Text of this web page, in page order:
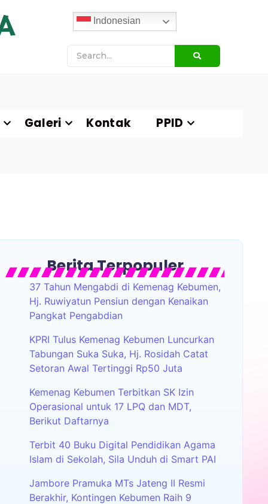
Indonesian
Galeri Kontak PPID
Berita Terpopuler
37 Tahun Mengabdi di Kemenag Kebumen,
Hj. Ruwiyatun Pensiun dengan Kenaikan
Pangkat Pengabdian
KPRI Tulus Kemenag Kebumen Luncurkan
Tabungan Suka Suka, Hj. Rosidah Catat
Setoran Awal Tertinggi Rp50 Juta
Kemenag Kebumen Terbitkan SK Izin
Operasional untuk 17 LPQ dan MDT,
Berikut Daftarnya
Terbit 40 Buku Digital Pendidikan Agama
Islam di Sekolah, Sila Unduh di Smart PAI
Jambore Pramuka MTs Jateng II Resmi
Berakhir, Kontingen Kebumen Raih 9